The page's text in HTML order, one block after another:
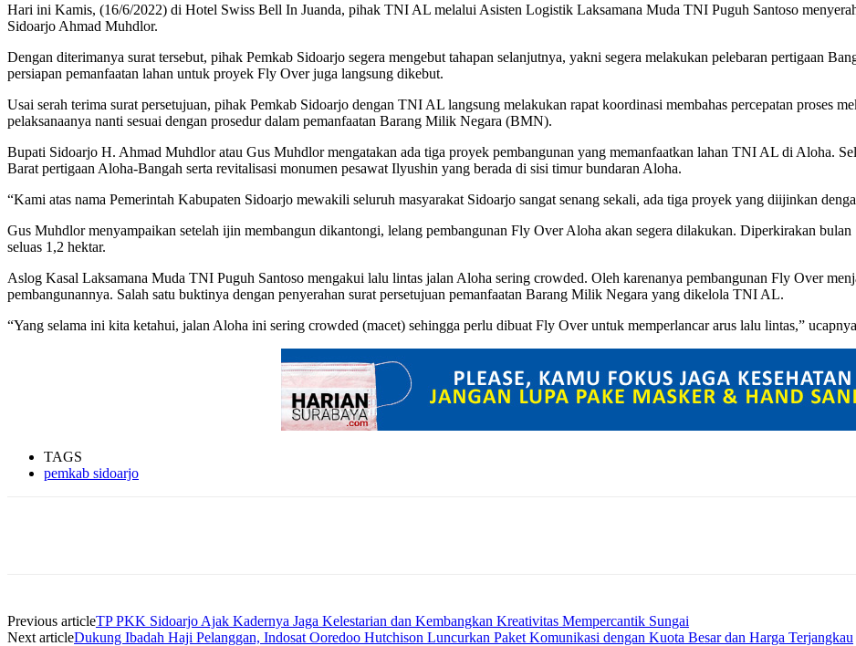
Hari ini Kamis, (16/6/2022) di Hotel Swiss Bell In Juanda, pihak TNI AL melalui Asisten Logistik Laksamana Muda TNI Puguh Santoso
Sidoarjo Ahmad Muhdlor.
Dengan diterimanya surat tersebut, pihak Pemkab Sidoarjo segera mengebut tahapan selanjutnya, yakni segera melakukan pelebaran pertigaan
persiapan pemanfaatan lahan untuk proyek Fly Over juga langsung dikebut.
Usai serah terima surat persetujuan, pihak Pemkab Sidoarjo dengan TNI AL langsung melakukan rapat koordinasi membahas percepatan proses
pelaksanaanya nanti sesuai dengan prosedur dalam pemanfaatan Barang Milik Negara (BMN).
Bupati Sidoarjo H. Ahmad Muhdlor atau Gus Muhdlor mengatakan ada tiga proyek pembangunan yang memanfaatkan lahan TNI AL di Aloha.
Barat pertigaan Aloha-Bangah serta revitalisasi monumen pesawat Ilyushin yang berada di sisi timur bundaran Aloha.
“Kami atas nama Pemerintah Kabupaten Sidoarjo mewakili seluruh masyarakat Sidoarjo sangat senang sekali, ada tiga proyek yang diijinkan
Gus Muhdlor menyampaikan setelah ijin membangun dikantongi, lelang pembangunan Fly Over Aloha akan segera dilakukan. Diperkirakan
seluas 1,2 hektar.
Aslog Kasal Laksamana Muda TNI Puguh Santoso mengakui lalu lintas jalan Aloha sering crowded. Oleh karenanya pembangunan Fly Over
pembangunannya. Salah satu buktinya dengan penyerahan surat persetujuan pemanfaatan Barang Milik Negara yang dikelola TNI AL.
“Yang selama ini kita ketahui, jalan Aloha ini sering crowded (macet) sehingga perlu dibuat Fly Over untuk memperlancar arus lalu lintas,”
TAGS
pemkab sidoarjo
Previous articleTP PKK Sidoarjo Ajak Kadernya Jaga Kelestarian dan Kembangkan Kreativitas Mempercantik Sungai
Next articleDukung Ibadah Haji Pelanggan, Indosat Ooredoo Hutchison Luncurkan Paket Komunikasi dengan Kuota Besar dan Harga Terjangkau